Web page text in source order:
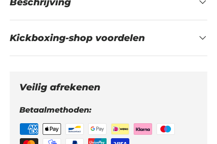
Kickboxing-shop voordelen
Veilig afrekenen
Betaalmethoden: